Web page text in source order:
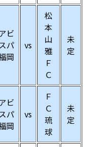
ビ
パ
岡
vs
松
本
山
雅
Ｆ
Ｃ
未
定
ビ
パ
岡
vs
Ｆ
Ｃ
琉
球
未
定